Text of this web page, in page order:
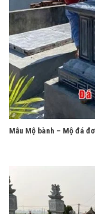
Mẫu Mộ bành – Mộ đá